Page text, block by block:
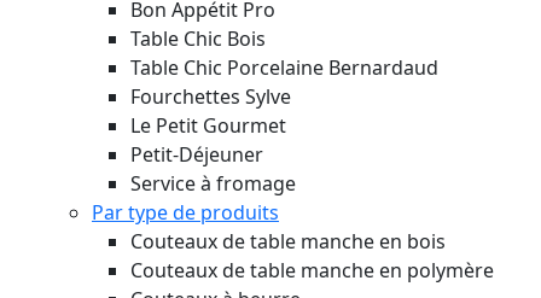
Bon Appétit Pro
Table Chic Bois
Table Chic Porcelaine Bernardaud
Fourchettes Sylve
Le Petit Gourmet
Petit-Déjeuner
Service à fromage
Par type de produits
Couteaux de table manche en bois
Couteaux de table manche en polymère